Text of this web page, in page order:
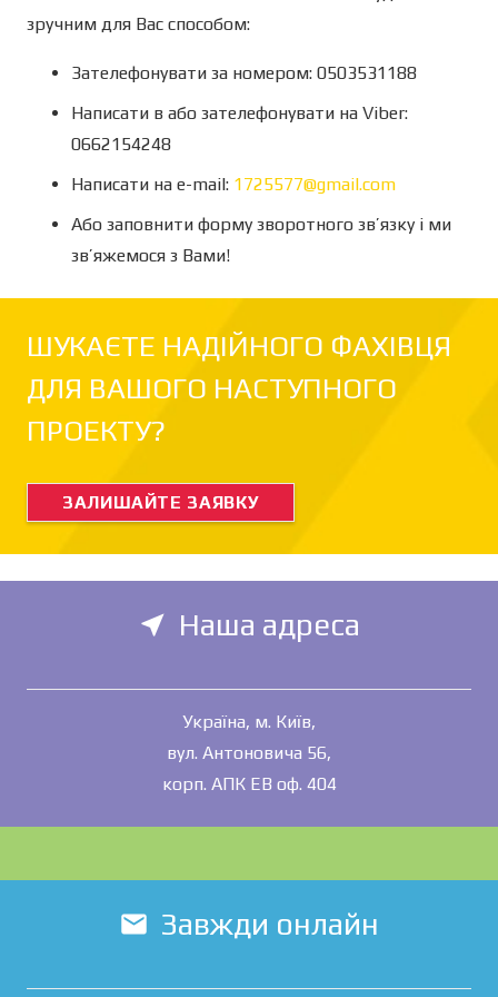
зручним для Вас способом:
Зателефонувати за номером: 0503531188
Написати в або зателефонувати на Viber:
0662154248
Написати на e-mail: 1725577@gmail.com
Або заповнити форму зворотного зв’язку і ми
зв’яжемося з Вами!
ШУКАЄТЕ НАДІЙНОГО ФАХІВЦЯ
ДЛЯ ВАШОГО НАСТУПНОГО
ПРОЕКТУ?
ЗАЛИШАЙТЕ ЗАЯВКУ
near_me Наша адреса
Україна, м. Київ,
вул. Антоновича 56,
корп. АПК ЕВ оф. 404
mail Завжди онлайн